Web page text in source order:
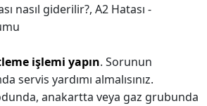
nasıl giderilir?, A2 Hatası -
işlemi yapın. Sorunun
servis yardımı almalısınız.
anakartta veya gaz grubunda